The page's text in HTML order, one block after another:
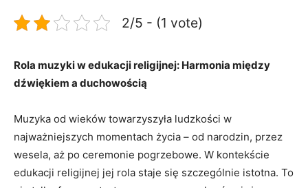
2/5 - (1 vote)
Rola muzyki w edukacji religijnej: Harmonia między
dźwiękiem a duchowością
Muzyka od wieków towarzyszyła ludzkości w
najważniejszych momentach życia – od narodzin, przez
wesela, aż po ceremonie pogrzebowe. W kontekście
edukacji religijnej jej rola staje się szczególnie istotna. To